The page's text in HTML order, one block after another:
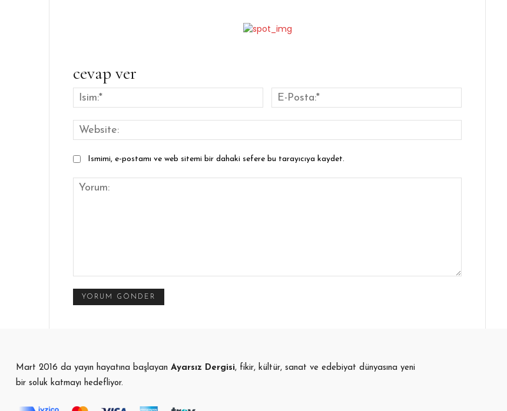
cevap ver
İsim:*
Posta:*
Ismimi, e-postamı ve web sitemi bir dahaki sefere bu tarayıcıya kaydet.
Mart 2016 da yayın hayatına başlayan Ayarsız Dergisi, fikir, kültür, sanat ve edebiyat dünyasına yeni
bir soluk katmayı hedefliyor.